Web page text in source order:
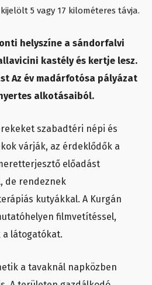
5 vagy 17 kilométeres távja.
helyszíne a sándorfalvi
kastély és kertje lesz.
Az év madárfotósa pályázat
alkotásaiból.
szabadtéri népi és
várják, az érdeklődők a
előadást
de rendeznek
kutyákkal. A Kurgán
filmvetítéssel,
látogatókat.
a tavaknál napközben